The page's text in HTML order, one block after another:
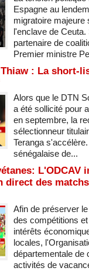
Espagne au
migratoire majeure
l'enclave de Ceuta.
partenaire de
Premier ministre
: La short-
Alors que le DTN
a été sollicité pour
en septembre, la
sélectionneur
Teranga
sénégalaise de...
L'ODCAV
direct des
Afin de préserver
des compétitions
intérêts
locales,
départementale de
activités de